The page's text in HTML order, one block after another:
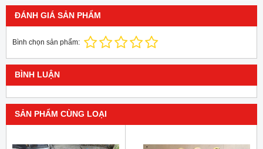
ĐÁNH GIÁ SẢN PHẨM
Bình chọn sản phẩm:
BÌNH LUẬN
SẢN PHẨM CÙNG LOẠI